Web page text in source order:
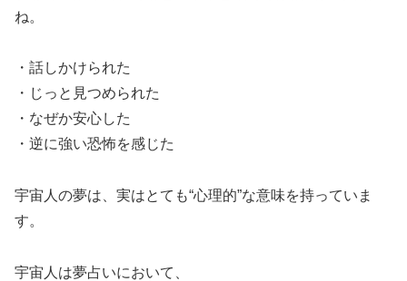
ね。
・話しかけられた
・じっと見つめられた
・なぜか安心した
・逆に強い恐怖を感じた
宇宙人の夢は、実はとても“心理的”な意味を持っていま
す。
宇宙人は夢占いにおいて、